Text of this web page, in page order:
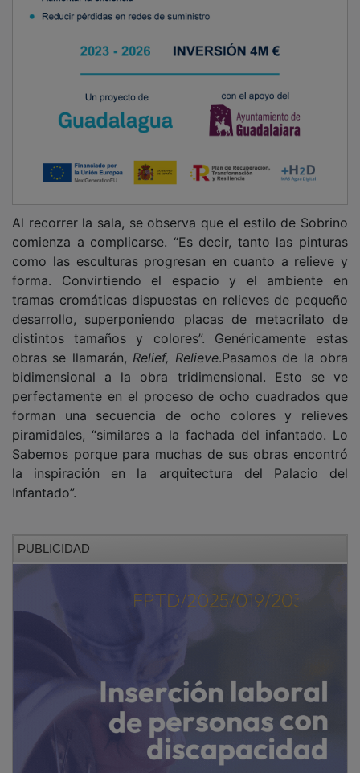
comienza a complicarse. “Es decir, tanto las pinturas
como las esculturas progresan en cuanto a relieve y
forma. Convirtiendo el espacio y el ambiente en
tramas cromáticas dispuestas en relieves de pequeño
desarrollo, superponiendo placas de metacrilato de
distintos tamaños y colores”. Genéricamente estas
obras se llamarán,
Relief, Relieve.Pasamos de la obra
bidimensional a la obra tridimensional. Esto se ve
perfectamente en el proceso de ocho cuadrados que
forman una secuencia de ocho colores y relieves
piramidales, “similares a la fachada del infantado. Lo
Sabemos porque para muchas de sus obras encontró
la inspiración en la arquitectura del Palacio del
Infantado”.